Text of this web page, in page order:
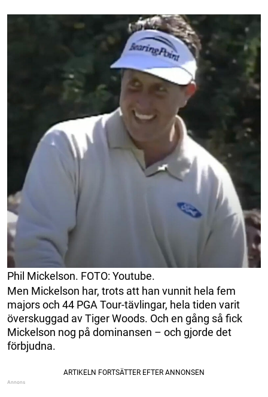
Phil Mickelson. FOTO: Youtube.
Men Mickelson har, trots att han vunnit hela fem
majors och 44 PGA Tour-tävlingar, hela tiden varit
överskuggad av Tiger Woods. Och en gång så fick
Mickelson nog på dominansen – och gjorde det
förbjudna.